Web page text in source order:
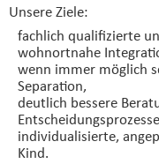
Unsere Ziele:
fachlich qualifizierte
wohnortnahe
wenn immer möglich
Separation,
deutlich bessere
individualisierte,
Kind.